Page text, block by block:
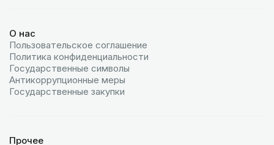
О нас
Пользовательское соглашение
Политика конфиденциальности
Государственные символы
Антикоррупционные меры
Государственные закупки
Прочее